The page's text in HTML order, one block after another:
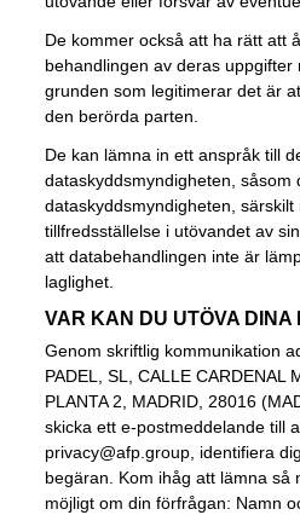
De kommer också att ha rätt att
behandlingen av deras uppgifter
grunden som legitimerar det är
den berörda parten.
De kan lämna in ett anspråk till
dataskyddsmyndigheten, såsom
dataskyddsmyndigheten,
tillfredsställelse i utövandet av
att databehandlingen inte är
laglighet.
VAR KAN DU UTÖVA DINA
Genom skriftlig kommunikation
PADEL, SL, CALLE CARDENAL
PLANTA 2, MADRID, 28016
skicka ett e-postmeddelande till
privacy@afp.group , identifiera
begäran. Kom ihåg att lämna så
möjligt om din förfrågan: Namn